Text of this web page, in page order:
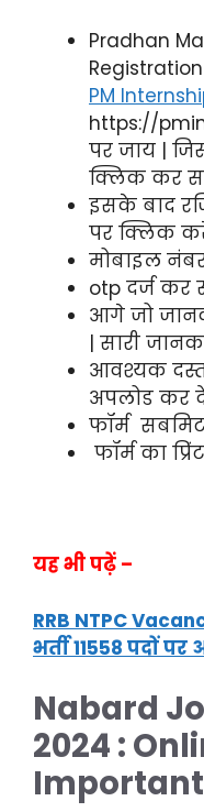
Pradhan
PM
https://
पर जाय |
क्लिक कर
इसके बाद
पर क्लिक
मोबाइल
otp दर्ज कर
आगे जो
| सारी
आवश्यक
अपलोड कर
फॉर्म
फॉर्म का
यह भी पढ़ें –
RRB NTPC
भर्ती 11558 पदों
Nabard
2024 :